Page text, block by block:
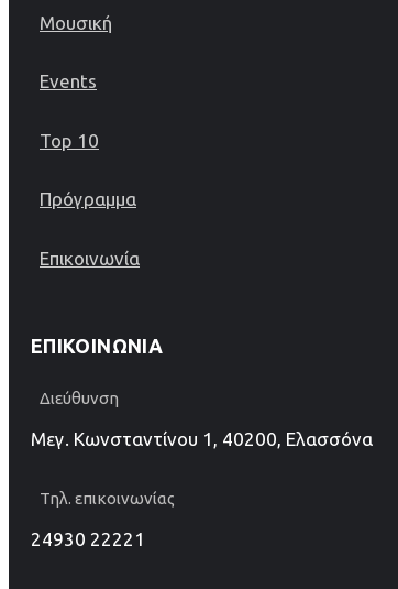
Μουσική
Events
Top 10
Πρόγραμμα
Επικοινωνία
ΕΠΙΚΟΙΝΩΝΊΑ
Διεύθυνση
Μεγ. Κωνσταντίνου 1, 40200, Ελασσόνα
Τηλ. επικοινωνίας
24930 22221